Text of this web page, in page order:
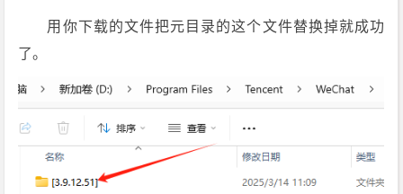
用你下载的文件把元目录的这个文件替换掉就成功
了。